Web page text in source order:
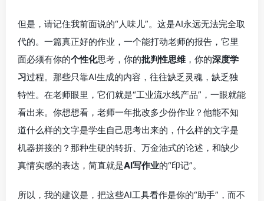
但是，请记住我前面说的“人味儿”。这是AI永远无法完全取
代的。一篇真正好的作业，一个能打动老师的报告，它里
面必须有你的个性化思考，你的批判性思维 ，你的深度学
习过程。那些只靠AI生成的内容，往往缺乏灵魂，缺乏独
特性。在老师眼里，它们就是“工业流水线产品”，一眼就能
看出来。你想想看，老师一年批改多少份作业？他能不知
道什么样的文字是学生自己思考出来的，什么样的文字是
机器拼接的？那种生硬的转折、万金油式的论述，和缺少
真情实感的表达，简直就是AI写作业的“印记”。
所以，我的建议是，把这些AI工具看作是你的“助手”，而不